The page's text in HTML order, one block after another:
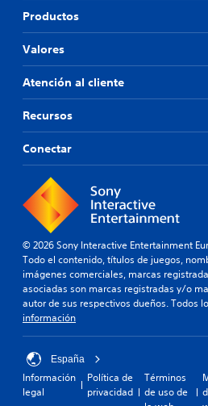
Productos
Valores
Atención al cliente
Recursos
Conectar
© 2026 Sony Interactive Entertainment
Todo el contenido, títulos de juegos,
imágenes comerciales, marcas
asociadas son marcas registradas y/o
autor de sus respectivos dueños. Todos
información
España
Información
legal
Política de
privacidad
Términos
de uso de